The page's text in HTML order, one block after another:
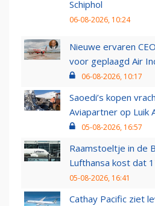
Schiphol
06-08-2026, 10:24
Nieuwe ervaren
voor geplaagd Air
06-08-2026, 10:17
Saoedi’s kopen
Aviapartner op Luik
05-08-2026, 16:57
Raamstoeltje in de
Lufthansa kost dat
05-08-2026, 16:41
Cathay Pacific ziet